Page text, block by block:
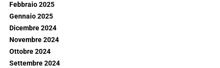
Febbraio 2025
Gennaio 2025
Dicembre 2024
Novembre 2024
Ottobre 2024
Settembre 2024